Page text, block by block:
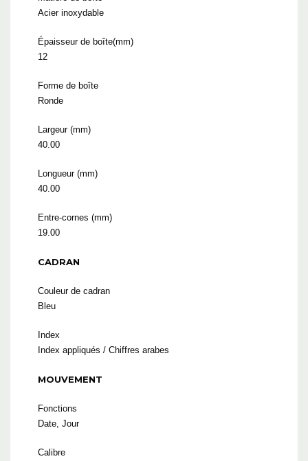
Acier inoxydable
Épaisseur de boîte(mm)
12
Forme de boîte
Ronde
Largeur (mm)
40.00
Longueur (mm)
40.00
Entre-cornes (mm)
19.00
CADRAN
Couleur de cadran
Bleu
Index
Index appliqués / Chiffres arabes
MOUVEMENT
Fonctions
Date, Jour
Calibre